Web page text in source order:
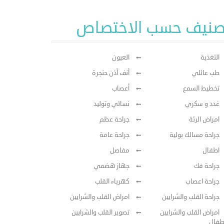
حسب الاختصاص
التغذية
العيون
طب عائلي
أنف أذن حنجرة
تخطيط السمع
أعصاب
غدد و سكري
نسائي وتوليد
امراض الرئة
جراحة عظم
جراحة مسالك بولية
جراحة عامة
اطفال
مفاصل
جراحة فك
جهاز هضمي
جراحة اعصاب
كهرباء القلب
جراحة القلب والشرايين
امراض القلب والشرايين
امراض القلب والشرايين
تصوير القلب والشرايين